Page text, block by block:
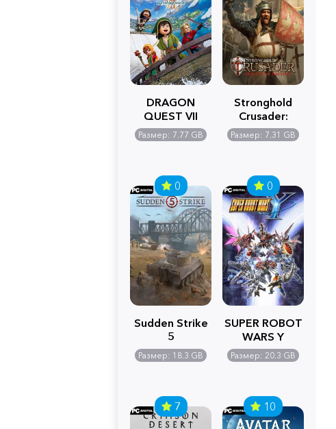
DRAGON
QUEST VII
Reimagined
Размер: 7.77 GB
Stronghold
Crusader:
Definitive
Edition
Размер: 7.31 GB
0
Sudden Strike
5
Размер: 18.3 GB
0
SUPER ROBOT
WARS Y
Размер: 20.3 GB
7 10